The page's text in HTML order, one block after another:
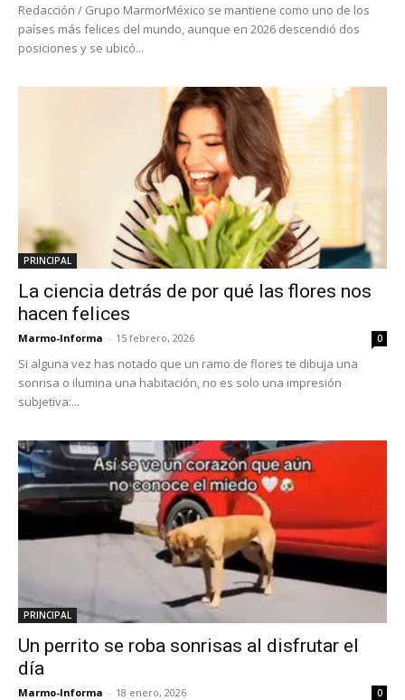
Redacción / Grupo MarmorMéxico se mantiene como uno de los
países más felices del mundo, aunque en 2026 descendió dos
posiciones y se ubicó...
PRINCIPAL
La ciencia detrás de por qué las flores nos
hacen felices
Marmo-Informa - 15 febrero, 2026 0
Si alguna vez has notado que un ramo de flores te dibuja una
sonrisa o ilumina una habitación, no es solo una impresión
subjetiva:...
PRINCIPAL
Un perrito se roba sonrisas al disfrutar el
día
Marmo-Informa - 18 enero, 2026 0